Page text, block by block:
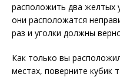
расположить два желтых
они расположатся
раз и уголки должны
Как только вы
местах, поверните кубик